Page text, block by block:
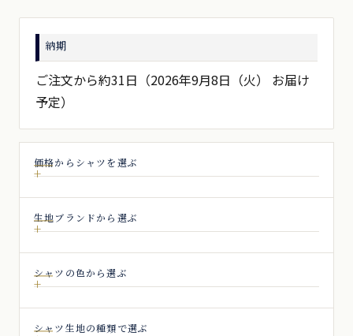
納期
ご注文から約31日（2026年9月8日（火） お届け
予定）
価格からシャツを選ぶ
生地ブランドから選ぶ
シャツの色から選ぶ
シャツ生地の種類で選ぶ